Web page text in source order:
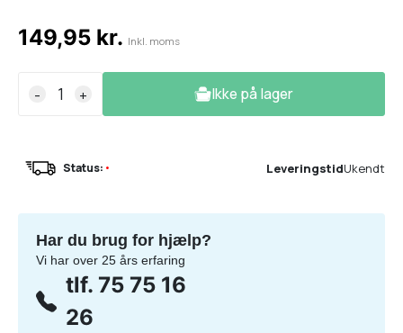
149,95 kr. Inkl. moms
- + Ikke på lager
Status: • LeveringstidUkendt
Har du brug for hjælp?
Vi har over 25 års erfaring
tlf. 75 75 16
26